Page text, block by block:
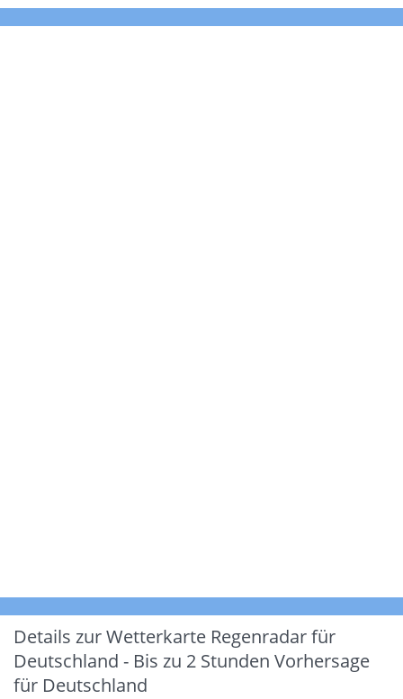
Details zur Wetterkarte Regenradar für
Deutschland - Bis zu 2 Stunden Vorhersage
für Deutschland